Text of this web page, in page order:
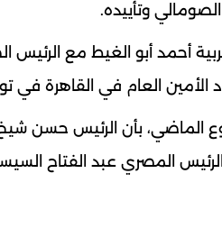
وتأييده.
أحمد أبو الغيط مع
العام في القاهرة في
الماضي، بأن الرئيس حسن
المصري عبد الفتاح